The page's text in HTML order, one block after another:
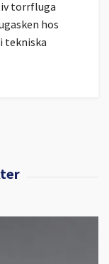
torrfluga
hos
tekniska